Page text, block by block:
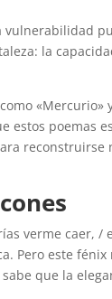
vulnerabilidad
la
«Mercurio»
estos poemas
reconstruirse
verme caer, /
Pero este
que la